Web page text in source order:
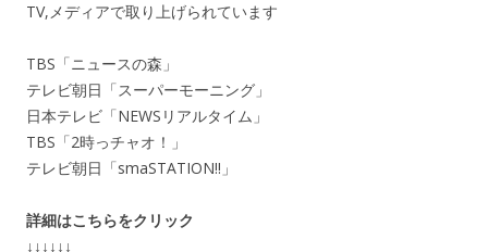
TV,メディアで取り上げられています
TBS「ニュースの森」
テレビ朝日「スーパーモーニング」
日本テレビ「NEWSリアルタイム」
TBS「2時っチャオ！」
テレビ朝日「smaSTATION!!」
詳細はこちらをクリック
↓↓↓↓↓↓